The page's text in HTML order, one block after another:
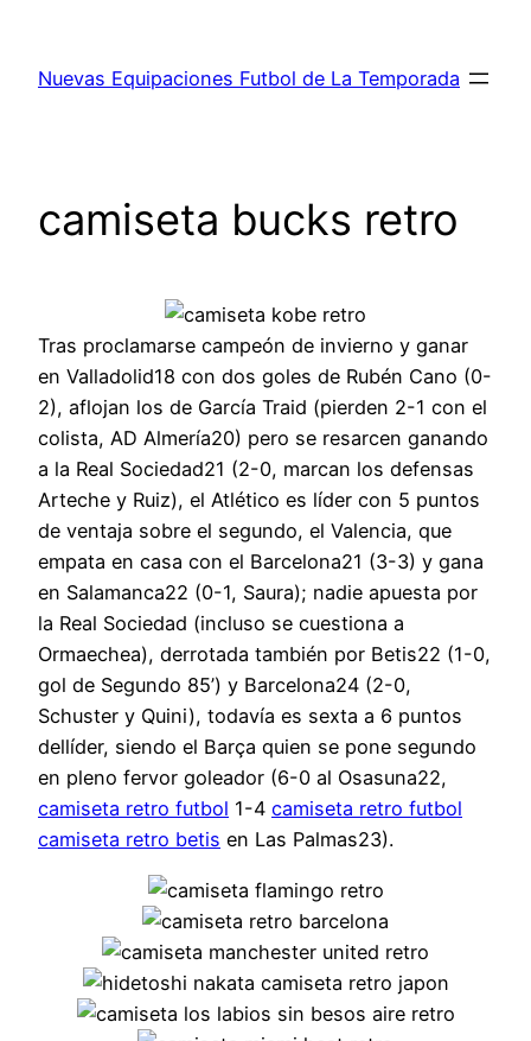
contenido
Nuevas Equipaciones Futbol de La Temporada
camiseta bucks retro
Tras proclamarse campeón de invierno y ganar
en Valladolid18 con dos goles de Rubén Cano (0-
2), aflojan los de García Traid (pierden 2-1 con el
colista, AD Almería20) pero se resarcen ganando
a la Real Sociedad21 (2-0, marcan los defensas
Arteche y Ruiz), el Atlético es líder con 5 puntos
de ventaja sobre el segundo, el Valencia, que
empata en casa con el Barcelona21 (3-3) y gana
en Salamanca22 (0-1, Saura); nadie apuesta por
la Real Sociedad (incluso se cuestiona a
Ormaechea), derrotada también por Betis22 (1-0,
gol de Segundo 85’) y Barcelona24 (2-0,
Schuster y Quini), todavía es sexta a 6 puntos
dellíder, siendo el Barça quien se pone segundo
en pleno fervor goleador (6-0 al Osasuna22,
camiseta retro futbol 1-4 camiseta retro futbol
camiseta retro betis en Las Palmas23).